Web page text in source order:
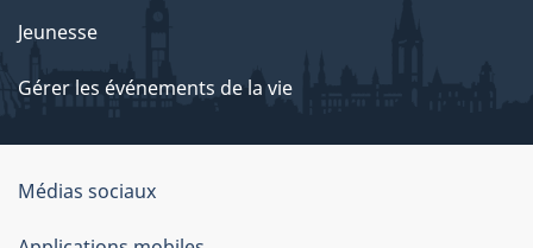
Jeunesse
Gérer les événements de la vie
Organisation
du
Médias sociaux